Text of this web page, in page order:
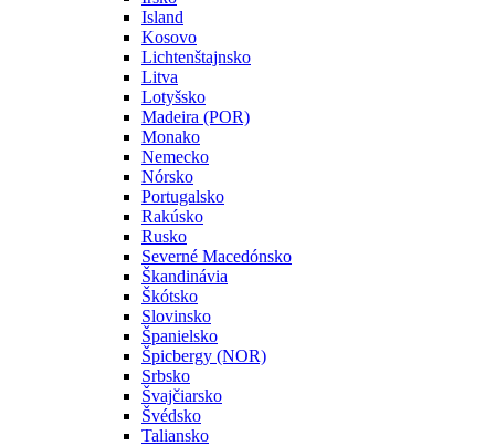
Island
Kosovo
Lichtenštajnsko
Litva
Lotyšsko
Madeira (POR)
Monako
Nemecko
Nórsko
Portugalsko
Rakúsko
Rusko
Severné Macedónsko
Škandinávia
Škótsko
Slovinsko
Španielsko
Špicbergy (NOR)
Srbsko
Švajčiarsko
Švédsko
Taliansko